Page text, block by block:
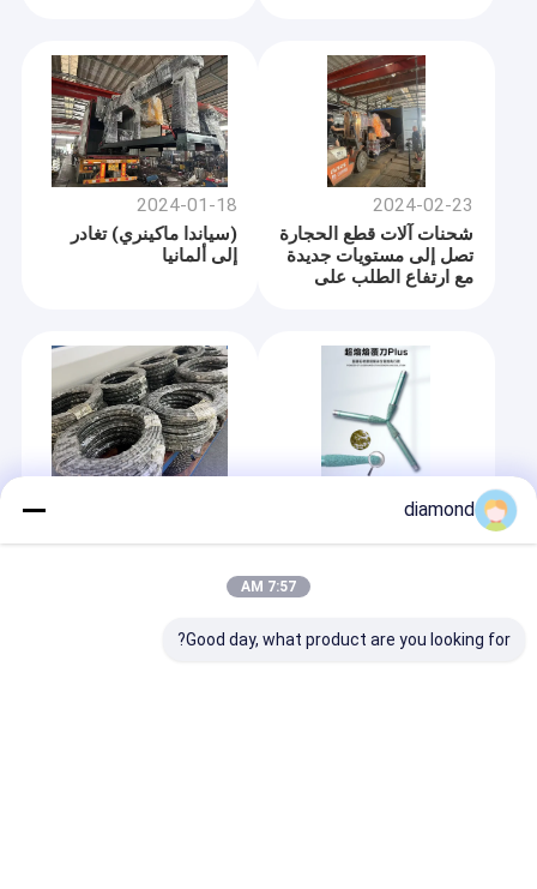
2024-02-23
شحنات آلات قطع الحجارة
تصل إلى مستويات جديدة
مع ارتفاع الطلب على
2024-01-18
(سياندا ماكينري) تغادر
إلى ألمانيا
Tool النقش باستخدام
الحجر
diamond
7:57 AM
Good day, what product are you looking for?